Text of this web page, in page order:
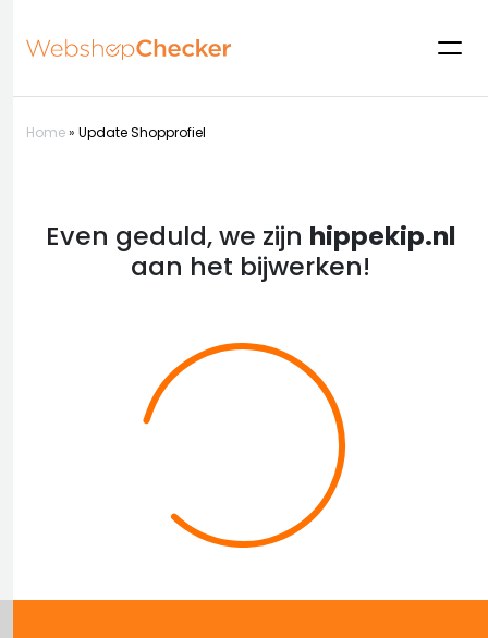
Home» Update Shopprofiel
Even geduld, we zijn hippekip.nl
aan het bijwerken!